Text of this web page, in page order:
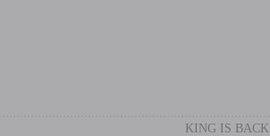
KING IS BACK